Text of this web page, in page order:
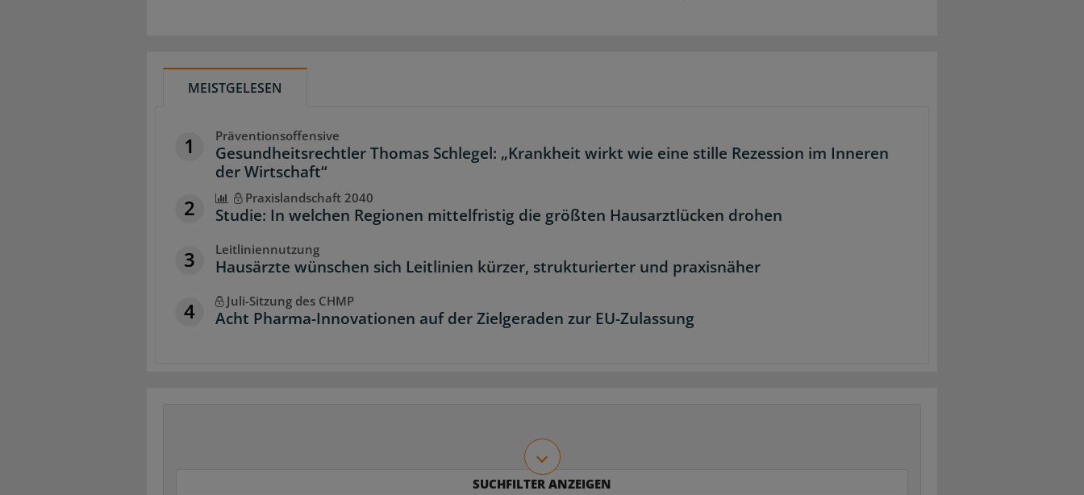
MEISTGELESEN
1 Präventionsoffensive
Gesundheitsrechtler Thomas Schlegel: „Krankheit wirkt wie eine stille Rezession im Inneren
der Wirtschaft“
2 Praxislandschaft 2040
Studie: In welchen Regionen mittelfristig die größten Hausarztlücken drohen
3 Leitliniennutzung
Hausärzte wünschen sich Leitlinien kürzer, strukturierter und praxisnäher
4 Juli-Sitzung des CHMP
Acht Pharma-Innovationen auf der Zielgeraden zur EU-Zulassung